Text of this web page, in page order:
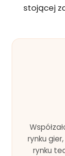
stojącej
rynku
rynku